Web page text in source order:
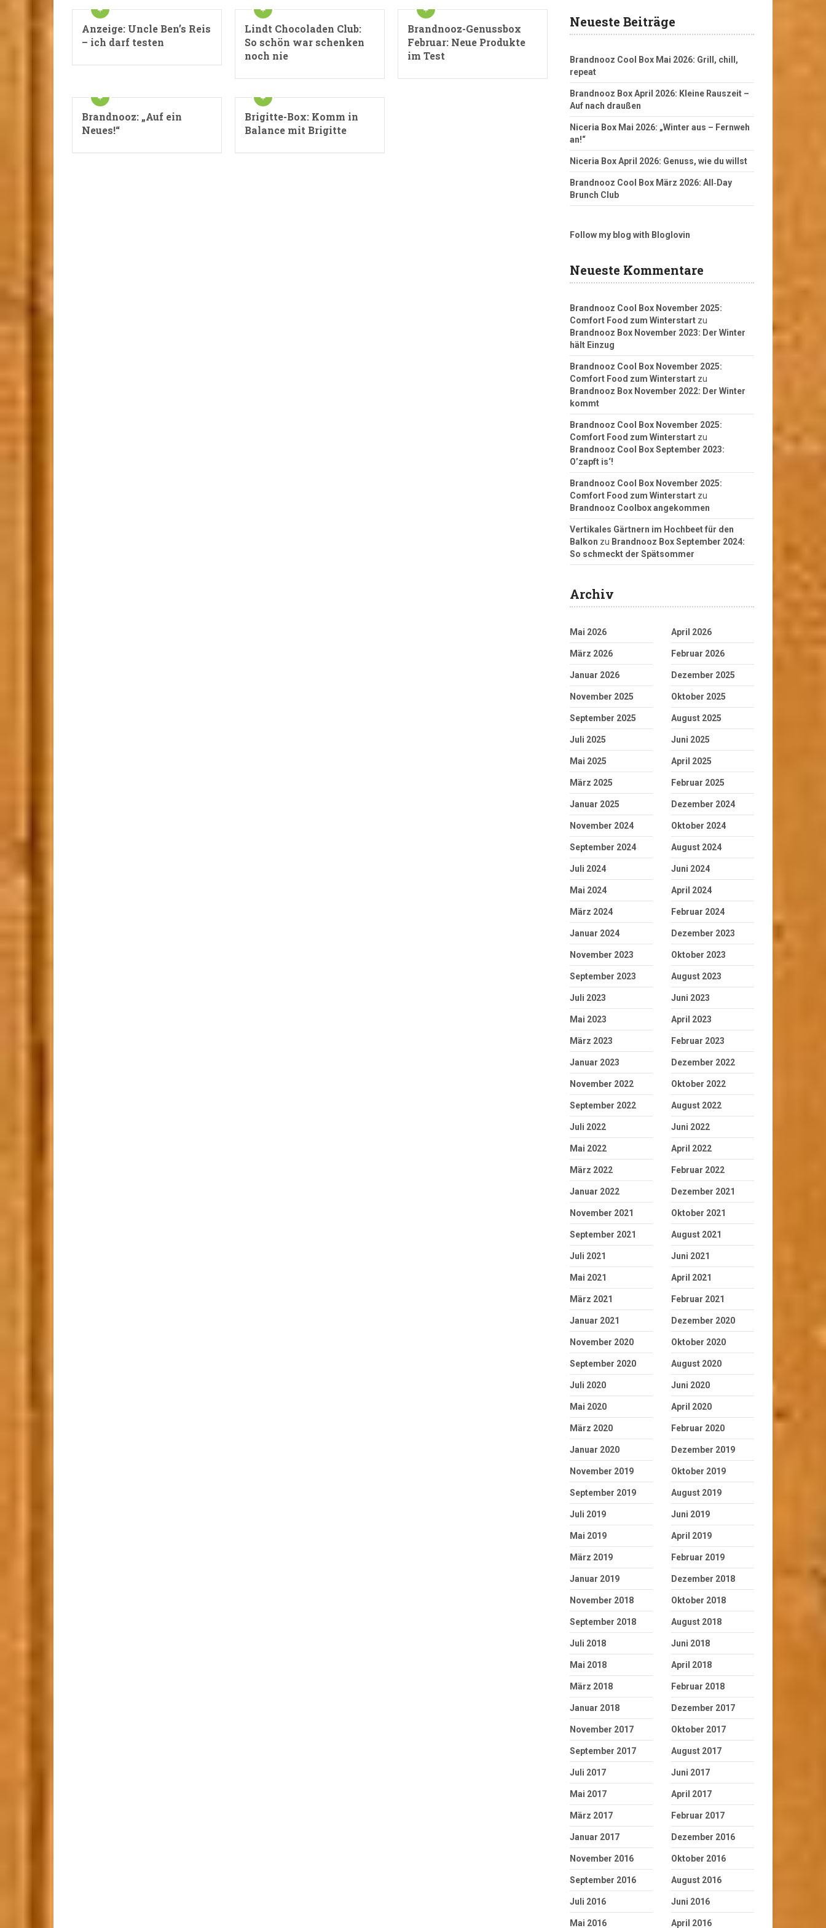
Anzeige: Uncle Ben’s Reis
– ich darf testen
Lindt Chocoladen Club:
So schön war schenken
noch nie
Brandnooz-Genussbox
Februar: Neue Produkte
im Test
Brandnooz: „Auf ein
Neues!“
Brigitte-Box: Komm in
Balance mit Brigitte
Neueste Beiträge
Brandnooz Cool Box Mai 2026: Grill, chill,
repeat
Brandnooz Box April 2026: Kleine Rauszeit –
Auf nach draußen
Niceria Box Mai 2026: „Winter aus – Fernweh
an!“
Niceria Box April 2026: Genuss, wie du willst
Brandnooz Cool Box März 2026: All‑Day
Brunch Club
Follow my blog with Bloglovin
Neueste Kommentare
Brandnooz Cool Box November 2025:
Comfort Food zum Winterstart zu
Brandnooz Box November 2023: Der Winter
hält Einzug
Brandnooz Cool Box November 2025:
Comfort Food zum Winterstart zu
Brandnooz Box November 2022: Der Winter
kommt
Brandnooz Cool Box November 2025:
Comfort Food zum Winterstart zu
Brandnooz Cool Box September 2023:
O’zapft is‘!
Brandnooz Cool Box November 2025:
Comfort Food zum Winterstart zu
Brandnooz Coolbox angekommen
Vertikales Gärtnern im Hochbeet für den
Balkon zu Brandnooz Box September 2024:
So schmeckt der Spätsommer
Archiv
Mai 2026 April 2026
März 2026 Februar 2026
Januar 2026 Dezember 2025
November 2025 Oktober 2025
September 2025 August 2025
Juli 2025 Juni 2025
Mai 2025 April 2025
März 2025 Februar 2025
Januar 2025 Dezember 2024
November 2024 Oktober 2024
September 2024 August 2024
Juli 2024 Juni 2024
Mai 2024 April 2024
März 2024 Februar 2024
Januar 2024 Dezember 2023
November 2023 Oktober 2023
September 2023 August 2023
Juli 2023 Juni 2023
Mai 2023 April 2023
März 2023 Februar 2023
Januar 2023 Dezember 2022
November 2022 Oktober 2022
September 2022 August 2022
Juli 2022 Juni 2022
Mai 2022 April 2022
März 2022 Februar 2022
Januar 2022 Dezember 2021
November 2021 Oktober 2021
September 2021 August 2021
Juli 2021 Juni 2021
Mai 2021 April 2021
März 2021 Februar 2021
Januar 2021 Dezember 2020
November 2020 Oktober 2020
September 2020 August 2020
Juli 2020 Juni 2020
Mai 2020 April 2020
März 2020 Februar 2020
Januar 2020 Dezember 2019
November 2019 Oktober 2019
September 2019 August 2019
Juli 2019 Juni 2019
Mai 2019 April 2019
März 2019 Februar 2019
Januar 2019 Dezember 2018
November 2018 Oktober 2018
September 2018 August 2018
Juli 2018 Juni 2018
Mai 2018 April 2018
März 2018 Februar 2018
Januar 2018 Dezember 2017
November 2017 Oktober 2017
September 2017 August 2017
Juli 2017 Juni 2017
Mai 2017 April 2017
März 2017 Februar 2017
Januar 2017 Dezember 2016
November 2016 Oktober 2016
September 2016 August 2016
Juli 2016 Juni 2016
Mai 2016 April 2016